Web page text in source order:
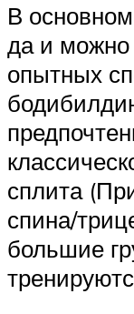
В
да и можно
опытных
сплита
спина/
большие